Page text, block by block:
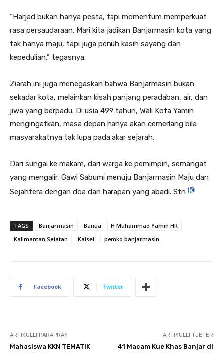
“Harjad bukan hanya pesta, tapi momentum memperkuat
rasa persaudaraan. Mari kita jadikan Banjarmasin kota yang
tak hanya maju, tapi juga penuh kasih sayang dan
kepedulian,” tegasnya.
Ziarah ini juga menegaskan bahwa Banjarmasin bukan
sekadar kota, melainkan kisah panjang peradaban, air, dan
jiwa yang berpadu. Di usia 499 tahun, Wali Kota Yamin
mengingatkan, masa depan hanya akan cemerlang bila
masyarakatnya tak lupa pada akar sejarah.
Dari sungai ke makam, dari warga ke pemimpin, semangat
yang mengalir, Gawi Sabumi menuju Banjarmasin Maju dan
Sejahtera dengan doa dan harapan yang abadi. Stn
TAGS Banjarmasin Banua
H Muhammad Yamin HR
Kalimantan Selatan
Kalsel pemko banjarmasin
Facebook Twitter
ARTIKULLI PARAPRAK
Mahasiswa KKN TEMATIK
ARTIKULLI TJETËR
41 Macam Kue Khas Banjar di